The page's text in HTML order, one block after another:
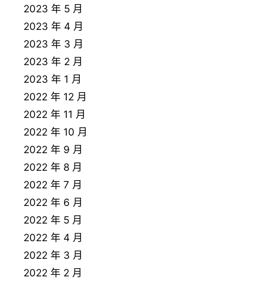
2023 年 5 月
2023 年 4 月
2023 年 3 月
2023 年 2 月
2023 年 1 月
2022 年 12 月
2022 年 11 月
2022 年 10 月
2022 年 9 月
2022 年 8 月
2022 年 7 月
2022 年 6 月
2022 年 5 月
2022 年 4 月
2022 年 3 月
2022 年 2 月